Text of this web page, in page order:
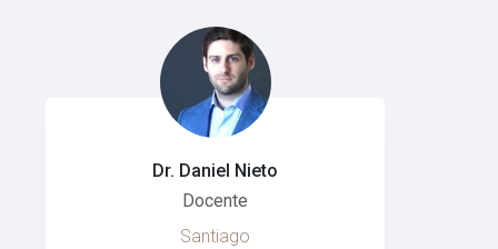
Dr. Daniel Nieto
Docente
Santiago